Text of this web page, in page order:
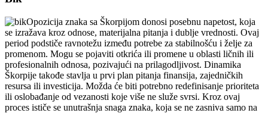
Opozicija znaka sa Škorpijom donosi posebnu napetost, koja
se izražava kroz odnose, materijalna pitanja i dublje vrednosti. Ovaj
period podstiče ravnotežu između potrebe za stabilnošću i želje za
promenom. Mogu se pojaviti otkrića ili promene u oblasti ličnih ili
profesionalnih odnosa, pozivajući na prilagodljivost. Dinamika
Škorpije takođe stavlja u prvi plan pitanja finansija, zajedničkih
resursa ili investicija. Možda će biti potrebno redefinisanje prioriteta
ili oslobađanje od vezanosti koje više ne služe svrsi. Kroz ovaj
proces ističe se unutrašnja snaga znaka, koja se ne zasniva samo na